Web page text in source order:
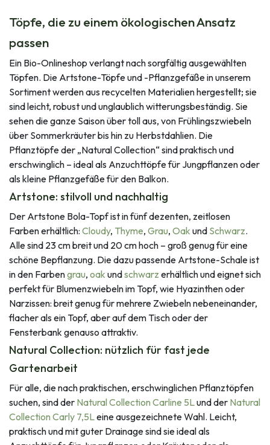
Töpfe, die zu einem ökologischen Ansatz
passen
Ein Bio-Onlineshop verlangt nach sorgfältig ausgewählten
Töpfen. Die Artstone-Töpfe und -Pflanzgefäße in unserem
Sortiment werden aus recycelten Materialien hergestellt; sie
sind leicht, robust und unglaublich witterungsbeständig. Sie
sehen die ganze Saison über toll aus, von Frühlingszwiebeln
über Sommerkräuter bis hin zu Herbstdahlien. Die
Pflanztöpfe der „Natural Collection“ sind praktisch und
erschwinglich – ideal als Anzuchttöpfe für Jungpflanzen oder
als kleine Pflanzgefäße für den Balkon.
Artstone: stilvoll und nachhaltig
Der Artstone Bola-Topf ist in fünf dezenten, zeitlosen
Farben erhältlich: Cloudy, Thyme, Grau, Oak und Schwarz.
Alle sind 23 cm breit und 20 cm hoch – groß genug für eine
schöne Bepflanzung. Die dazu passende Artstone-Schale ist
in den Farbengrau, oak undschwarz erhältlich und eignet sich
perfekt für Blumenzwiebeln im Topf, wie Hyazinthen oder
Narzissen: breit genug für mehrere Zwiebeln nebeneinander,
flacher als ein Topf, aber auf dem Tisch oder der
Fensterbank genauso attraktiv.
Natural Collection: nützlich für fast jede
Gartenarbeit
Für alle, die nach praktischen, erschwinglichen Pflanztöpfen
suchen, sind der Natural Collection Carline 5Lund der Natural
Collection Carly 7,5Leine ausgezeichnete Wahl. Leicht,
praktisch und mit guter Drainage sind sie ideal als